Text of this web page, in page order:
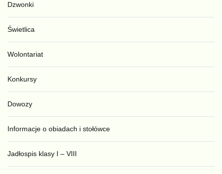
Dzwonki
Świetlica
Wolontariat
Konkursy
Dowozy
Informacje o obiadach i stołówce
Jadłospis klasy I – VIII